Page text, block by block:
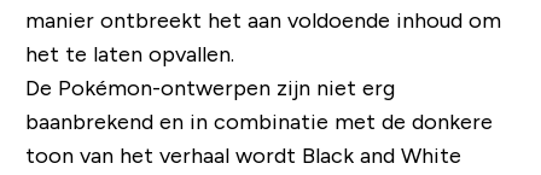
manier ontbreekt het aan voldoende inhoud om
het te laten opvallen.
De Pokémon-ontwerpen zijn niet erg
baanbrekend en in combinatie met de donkere
toon van het verhaal wordt Black and White